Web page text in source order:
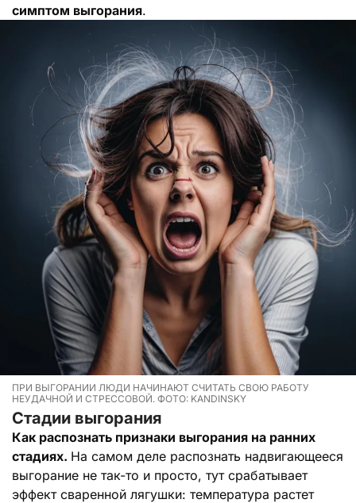
симптом выгорания.
ПРИ ВЫГОРАНИИ ЛЮДИ НАЧИНАЮТ СЧИТАТЬ СВОЮ РАБОТУ
НЕУДАЧНОЙ И СТРЕССОВОЙ. ФОТО: KANDINSKY
Стадии выгорания
Как распознать признаки выгорания на ранних
стадиях. На самом деле распознать надвигающееся
выгорание не так-то и просто, тут срабатывает
эффект сваренной лягушки: температура растет